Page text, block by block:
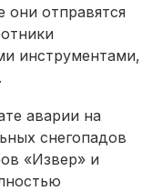
они отправятся
инструментами,
аварии на
снегопадов
«Извер» и